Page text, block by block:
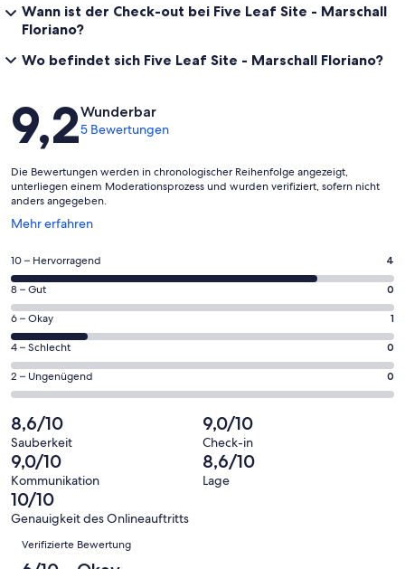
Wann ist der Check-out bei Five Leaf Site - Marschall
Floriano?
Wo befindet sich Five Leaf Site - Marschall Floriano?
Bewertungen
9,2Wunderbar
5 Bewertungen
Die Bewertungen werden in chronologischer Reihenfolge angezeigt,
unterliegen einem Moderationsprozess und wurden verifiziert, sofern nicht
anders angegeben.
Mehr erfahren
Wird
einem
neuen
Fenster
geöffnet
4
von
insgesamt
5
Gästebewertungen
haben
eine
Bewertung
von
10
-
Hervorragend
10 – Hervorragend 4
0
von
insgesamt
5
Gästebewertungen
haben
Bewertung
von
8
-
Gut
8 – Gut 0
1
von
insgesamt
5
Gästebewertungen
haben
eine
Bewertung
von
6
-
Okay
6 – Okay 1
0
von
insgesamt
Gästebewertungen
haben
eine
Bewertung
von
4
4 – Schlecht 0
0
von
insgesamt
5
Gästebewertungen
haben
eine
Bewertung
2 – Ungenügend 0
8,6/10
Sauberkeit
9,0/10
Check-in
9,0/10
Kommunikation
8,6/10
Lage
10/10
Genauigkeit des Onlineauftritts
Bewertungen
Verifizierte Bewertung